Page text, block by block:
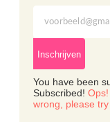
Inschrijven
You have been
Subscribed!
wrong, please try